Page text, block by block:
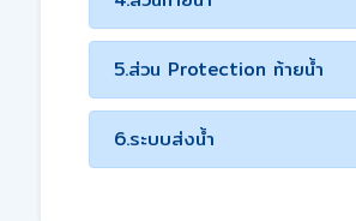
5.ส่วน Protection ท้ายน้ำ
6.ระบบส่งน้ำ